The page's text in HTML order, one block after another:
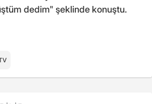
dedim" şeklinde konuştu.